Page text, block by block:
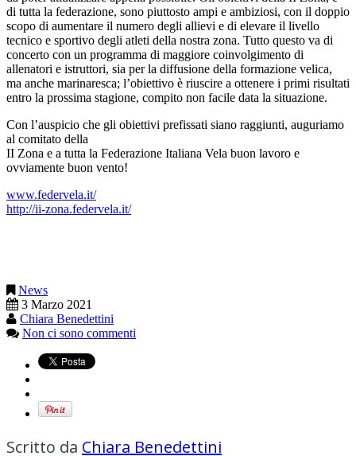
di tutta la federazione, sono piuttosto ampi e ambiziosi, con il doppio
scopo di aumentare il numero degli allievi e di elevare il livello
tecnico e sportivo degli atleti della nostra zona. Tutto questo va di
concerto con un programma di maggiore coinvolgimento di
allenatori e istruttori, sia per la diffusione della formazione velica,
ma anche marinaresca; l’obiettivo è riuscire a ottenere i primi risultati
entro la prossima stagione, compito non facile data la situazione.
Con l’auspicio che gli obiettivi prefissati siano raggiunti, auguriamo
al comitato della
II Zona e a tutta la Federazione Italiana Vela buon lavoro e
ovviamente buon vento!
www.federvela.it/
http://ii-zona.federvela.it/
News
3 Marzo 2021
Chiara Benedettini
Non ci sono commenti
Scritto da Chiara Benedettini